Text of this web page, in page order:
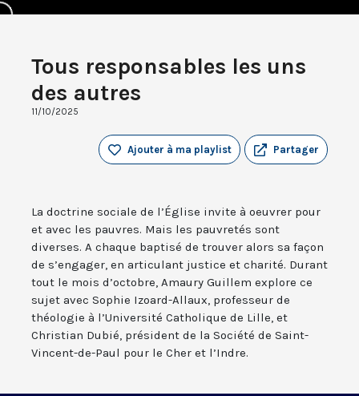
Tous responsables les uns
des autres
11/10/2025
Partager
Ajouter à ma playlist
La doctrine sociale de l’Église invite à oeuvrer pour
et avec les pauvres. Mais les pauvretés sont
diverses. A chaque baptisé de trouver alors sa façon
de s’engager, en articulant justice et charité. Durant
tout le mois d’octobre, Amaury Guillem explore ce
sujet avec Sophie Izoard-Allaux, professeur de
théologie à l’Université Catholique de Lille, et
Christian Dubié, président de la Société de Saint-
Vincent-de-Paul pour le Cher et l’Indre.